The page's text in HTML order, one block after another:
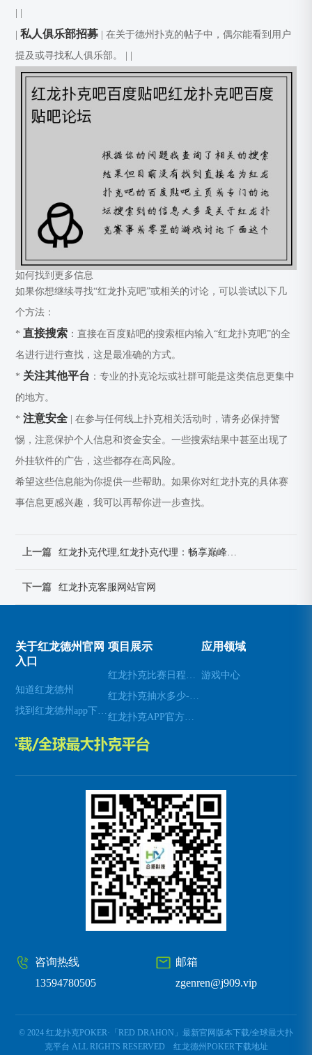
|私人俱乐部招募 | 在关于德州扑克的帖子中，偶尔能看到用户
提及或寻找私人俱乐部。 | |
如何找到更多信息
如果你想继续寻找“红龙扑克吧”或相关的讨论，可以尝试以下几
个方法：
* 直接搜索 ：直接在百度贴吧的搜索框内输入“红龙扑克吧”的全
名进行进行查找，这是最准确的方式。
* 关注其他平台 ：专业的扑克论坛或社群可能是这类信息更集中
的地方。
*注意安全 | 在参与任何线上扑克相关活动时，请务必保持警
惕，注意保护个人信息和资金安全。一些搜索结果中甚至出现了
外挂软件的广告，这些都存在高风险。
希望这些信息能为你提供一些帮助。如果你对红龙扑克的具体赛
事信息更感兴趣，我可以再帮你进一步查找。
上一篇
下一篇 红龙扑克客服网站官网
关于红龙德州官网
入口
知道红龙德州
项目展示 应用领域
游戏中心
邮箱
zgenren@j909.vip
咨询热线
13594780505
© 2024 红龙扑克POKER·「RED DRAHON」最新官网版本下载/全球最大扑
克平台 ALL RIGHTS RESERVED 红龙德州POKER下载地址